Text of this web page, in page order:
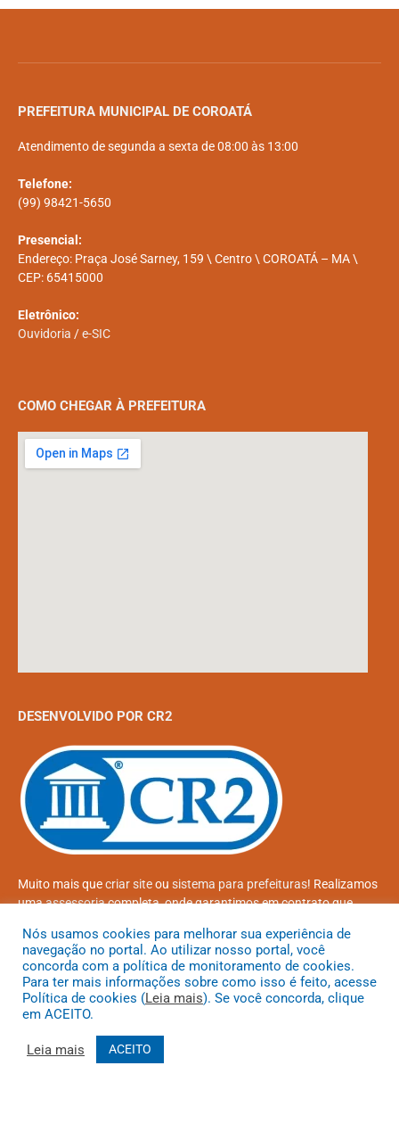
PREFEITURA MUNICIPAL DE COROATÁ
Atendimento de segunda a sexta de 08:00 às 13:00
Telefone:
(99) 98421-5650
Presencial:
Endereço: Praça José Sarney, 159 \ Centro \ COROATÁ – MA \
CEP: 65415000
Eletrônico:
Ouvidoria /e-SIC
COMO CHEGAR À PREFEITURA
DESENVOLVIDO POR CR2
Muito mais quecriar siteou sistema para prefeituras! Realizamos
umaassessoriacompleta, onde garantimos em contrato que
atendidas.
Conheça oPNTPe oRadar da Transparência Pública
Todos os direitos reservados a Prefeitura Municipal de Coroatá
Nós usamos cookies para melhorar sua experiência de
navegação no portal. Ao utilizar nosso portal, você
concorda com a política de monitoramento de cookies.
Para ter mais informações sobre como isso é feito, acesse
Política de cookies (Leia mais). Se você concorda, clique
em ACEITO.
Leia mais ACEITO